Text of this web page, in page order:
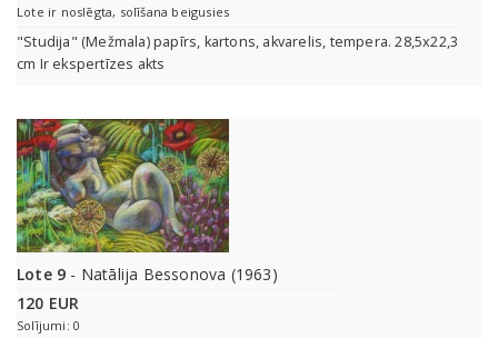
Lote ir noslēgta, solīšana beigusies
"Studija" (Mežmala) papīrs, kartons, akvarelis, tempera. 28,5x22,3
cm Ir ekspertīzes akts
Lote 9 - Natālija Bessonova (1963)
120 EUR
Solījumi: 0